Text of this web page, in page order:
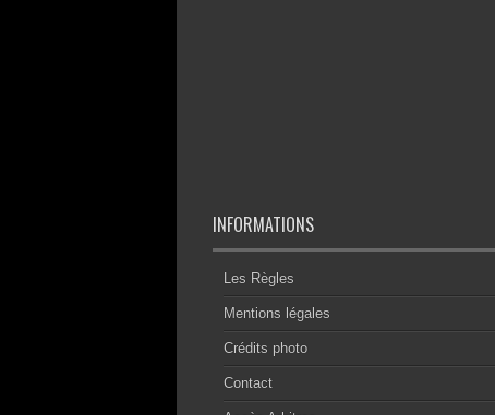
INFORMATIONS
Les Règles
Mentions légales
Crédits photo
Contact